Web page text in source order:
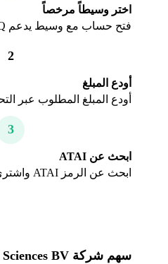
اختر وسيطاً مرخصاً
فتح حساب مع وسيط يدعم NASDAQ
2
أودع المبلغ
أودع المبلغ المطلوب عبر
3
ابحث عن ATAI
ابحث عن الرمز ATAI واشتري بالسعر المناسب